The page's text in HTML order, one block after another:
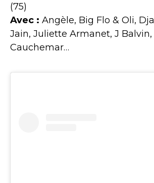
(75)
Avec : Angèle, Big Flo & Oli,
Jain, Juliette Armanet, J
Cauchemar…